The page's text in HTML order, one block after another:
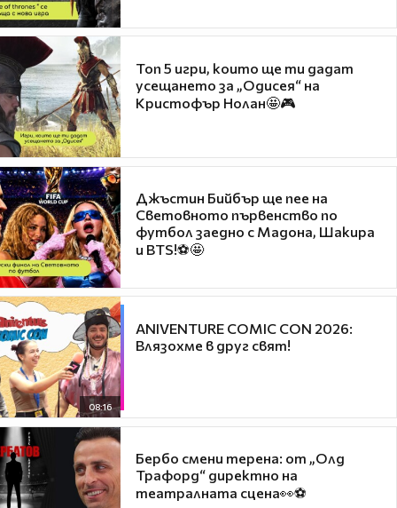
Топ 5 игри, които ще ти дадат
усещането за „Одисея“ на
Кристофър Нолан🤩🎮
Джъстин Бийбър ще пее на
Световното първенство по
футбол заедно с Мадона, Шакира
и BTS!⚽🤩
08:16
ANIVENTURE COMIC CON 2026:
Влязохме в друг свят!
Бербо смени терена: от „Олд
Трафорд“ директно на
театралната сцена👀⚽